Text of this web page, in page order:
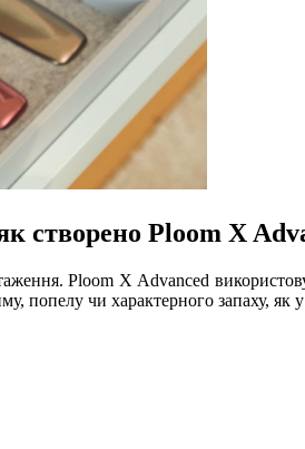
створено Ploom X
Ploom X Advanced
попелу чи характерного запаху, як